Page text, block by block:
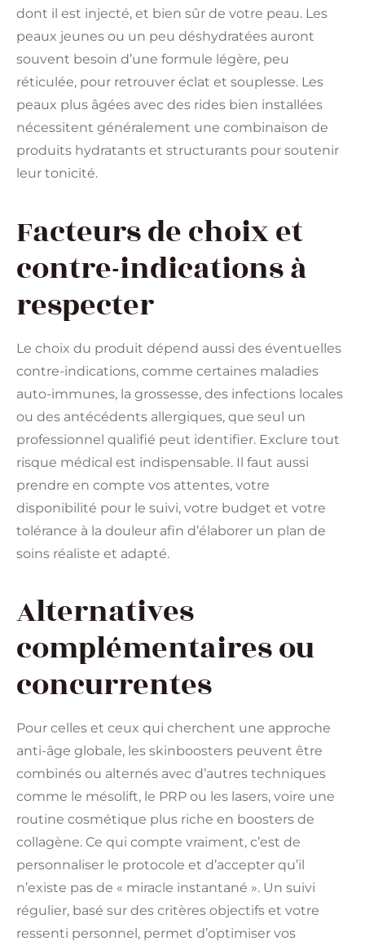
dont il est injecté, et bien sûr de votre peau. Les
peaux jeunes ou un peu déshydratées auront
souvent besoin d’une formule légère, peu
réticulée, pour retrouver éclat et souplesse. Les
peaux plus âgées avec des rides bien installées
nécessitent généralement une combinaison de
produits hydratants et structurants pour soutenir
leur tonicité.
Facteurs de choix et
contre-indications à
respecter
Le choix du produit dépend aussi des éventuelles
contre-indications, comme certaines maladies
auto-immunes, la grossesse, des infections locales
ou des antécédents allergiques, que seul un
professionnel qualifié peut identifier. Exclure tout
risque médical est indispensable. Il faut aussi
prendre en compte vos attentes, votre
disponibilité pour le suivi, votre budget et votre
tolérance à la douleur afin d’élaborer un plan de
soins réaliste et adapté.
Alternatives
complémentaires ou
concurrentes
Pour celles et ceux qui cherchent une approche
anti-âge globale, les skinboosters peuvent être
combinés ou alternés avec d’autres techniques
comme le mésolift, le PRP ou les lasers, voire une
routine cosmétique plus riche en boosters de
collagène. Ce qui compte vraiment, c’est de
personnaliser le protocole et d’accepter qu’il
n’existe pas de « miracle instantané ». Un suivi
régulier, basé sur des critères objectifs et votre
ressenti personnel, permet d’optimiser vos